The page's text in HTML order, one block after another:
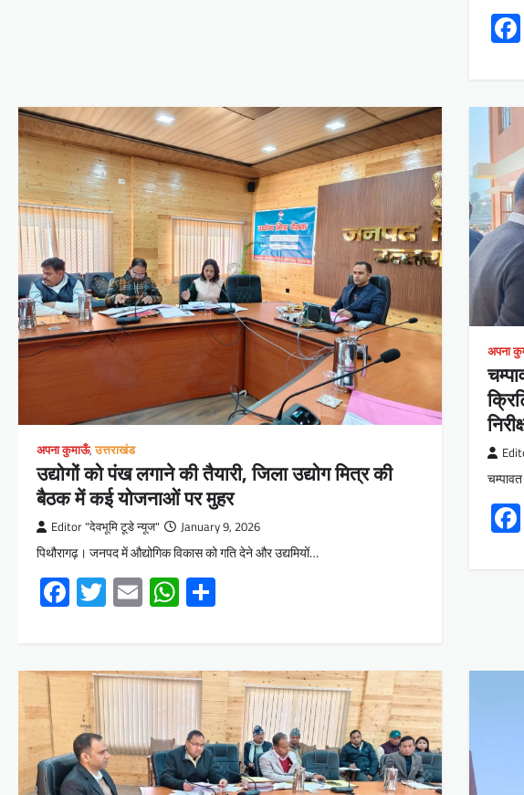
अपना कुमाऊँ,उत्तराखंड
उद्योगों को पंख लगाने की तैयारी, जिला उद्योग मित्र की
बैठक में कई योजनाओं पर मुहर
Editor "देवभूमि टूडे न्यूज" January 9, 2026
पिथौरागढ़। जनपद में औद्योगिक विकास को गति देने और उद्यमियों…
Facebook
Twitter
EmailWhatsApp
अपना